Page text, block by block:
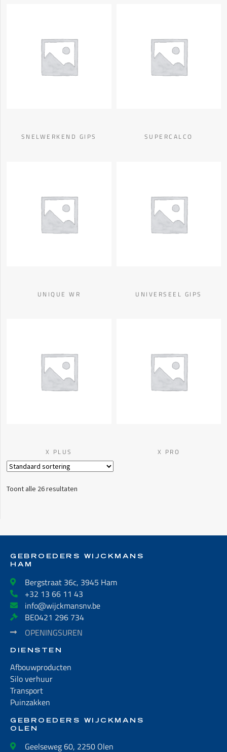
SNELWERKEND GIPS SUPERCALCO
UNIQUE WR UNIVERSEEL GIPS
X PLUS X PRO
Toont alle 26 resultaten
GEBROEDERS WIJCKMANS
HAM
Bergstraat 36c, 3945 Ham
+32 13 66 11 43
info@wijckmansnv.be
BE0421 296 734
OPENINGSUREN
DIENSTEN
Afbouwproducten
Silo verhuur
Transport
Puinzakken
GEBROEDERS WIJCKMANS
OLEN
Geelseweg 60, 2250 Olen